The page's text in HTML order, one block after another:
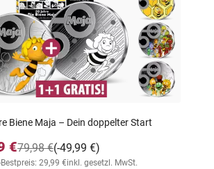
Biene Maja – Dein doppelter Start
€ (-49,99 €)
79,98 €
29,99 €inkl. gesetzl. MwSt.